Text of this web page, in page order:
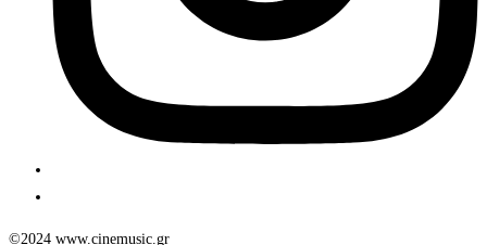
©2024 www.cinemusic.gr